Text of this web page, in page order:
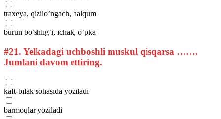
traxeya, qizilo’ngach, halqum
burun bo’shlig’i, ichak, o’pka
#21. Yelkadagi uchboshli muskul qisqarsa …….
Jumlani davom ettiring.
kaft-bilak sohasida yoziladi
barmoqlar yoziladi